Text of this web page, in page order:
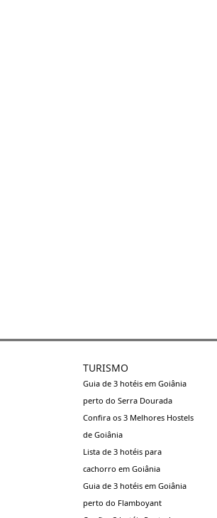
TURISMO
Guia de 3 hotéis em Goiânia
perto do Serra Dourada
Confira os 3 Melhores Hostels
de Goiânia
Lista de 3 hotéis para
cachorro em Goiânia
Guia de 3 hotéis em Goiânia
perto do Flamboyant